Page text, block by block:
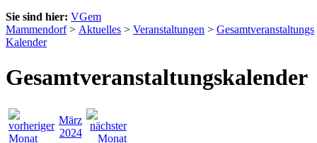
Sie sind hier: VGem
Mammendorf> Aktuelles > Veranstaltungen > Gesamtveranstaltungs
Kalender
Gesamtveranstaltungskalender
März
2024